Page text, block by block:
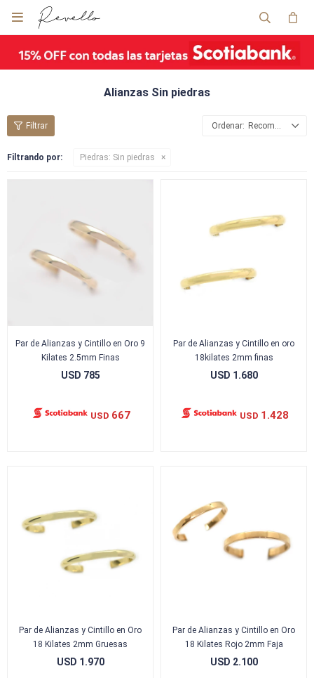

Alianzas Sin piedras
Recomendados
Filtrando por: Piedras: Sin piedras
Par de Alianzas y Cintillo en Oro 9
Kilates 2.5mm Finas
USD 785
USD 667
Par de Alianzas y Cintillo en oro
18kilates 2mm finas
USD 1.680
USD 1.428
Par de Alianzas y Cintillo en Oro
18 Kilates 2mm Gruesas
USD 1.970
Par de Alianzas y Cintillo en Oro
18 Kilates Rojo 2mm Faja
USD 2.100